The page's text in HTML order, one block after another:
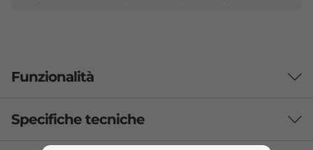
Funzionalità
Specifiche tecniche